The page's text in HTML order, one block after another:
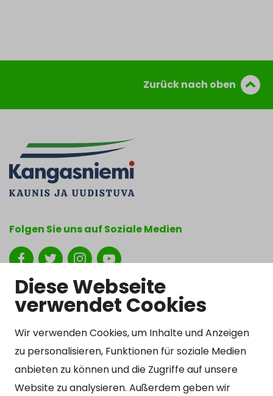
Diese Webseite
verwendet Cookies
Wir verwenden Cookies, um Inhalte und Anzeigen
zu personalisieren, Funktionen für soziale Medien
anbieten zu können und die Zugriffe auf unsere
Website zu analysieren. Außerdem geben wir
Zurück nach oben
Folgen Sie uns auf Soziale Medien
Show my cookie settings
Kangasniemen kunta
Otto Mannisen tie 2